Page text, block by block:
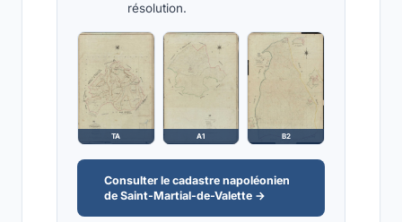
résolution.
TA A1 B2
Consulter le cadastre napoléonien
de Saint-Martial-de-Valette →